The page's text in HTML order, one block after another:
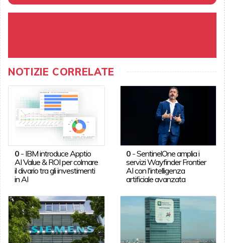
NOTIZIE CORRELATE
0- IBM introduce Apptio
AI Value & ROI per colmare
il divario tra gli investimenti
in AI
0 -SentinelOne amplia i
servizi Wayfinder Frontier
AI con l'intelligenza
artificiale avanzata